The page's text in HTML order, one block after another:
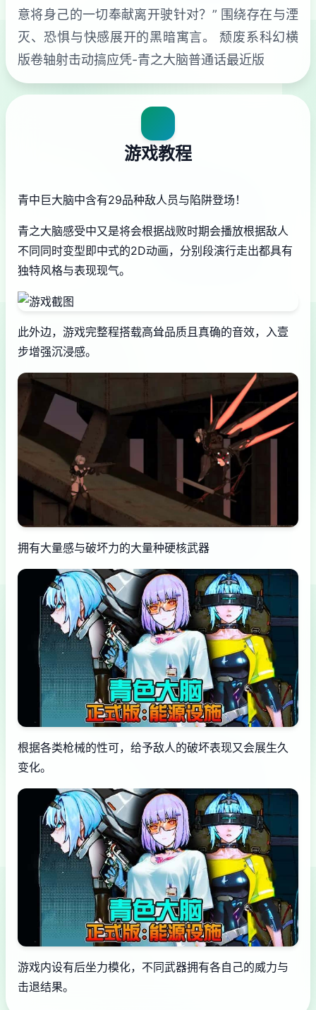
意将身己的一切奉献离开驶针对？” 围绕存在与湮
灭、恐惧与快感展开的黑暗寓言。 颓废系科幻横
版卷轴射击动搞应凭-青之大脑普通话最近版
游戏教程
青中巨大脑中含有29品种敌人员与陷阱登场！
青之大脑感受中又是将会根据战败时期会播放根据敌人
不同同时变型即中式的2D动画，分别段演行走出都具有
独特风格与表现现气。
此外边，游戏完整程搭载高耸品质且真确的音效，入壹
步增强沉浸感。
拥有大量感与破坏力的大量种硬核武器
根据各类枪械的性可，给予敌人的破坏表现又会展生久
变化。
游戏内设有后坐力模化，不同武器拥有各自己的威力与
击退结果。